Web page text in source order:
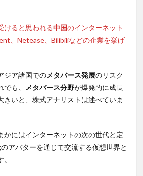
けると思われる中国のインターネット
、Netease、Bilibiliなどの企業を挙げ
ジア諸国でのメタバース発展のリスク
も、
メタバース分野が爆発的に成長
きいと、株式アナリストは述べていま
かにはインターネットの次の世代と定
アバターを通じて交流する仮想世界と